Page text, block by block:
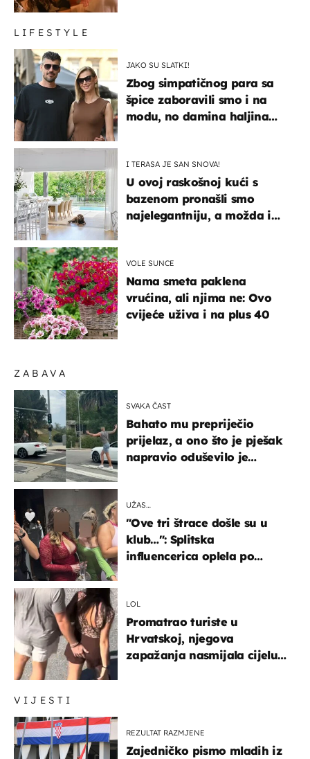
VIJESTI
REZULTAT RAZMJENE
Zajedničko pismo mladih iz
ZABAVA
SVAKA ČAST
Bahato mu prepriječio
prijelaz, a ono što je pješak
napravio oduševilo je
UŽAS…
"Ove tri štrace došle su u
klub…": Splitska
influencerica oplela po
LOL
Promatrao turiste u
Hrvatskoj, njegova
zapažanja nasmijala cijelu
LIFESTYLE
JAKO SU SLATKI!
Zbog simpatičnog para sa
špice zaboravili smo i na
modu, no damina haljina
I TERASA JE SAN SNOVA!
U ovoj raskošnoj kući s
bazenom pronašli smo
najelegantniju, a možda i
VOLE SUNCE
Nama smeta paklena
vrućina, ali njima ne: Ovo
cvijeće uživa i na plus 40